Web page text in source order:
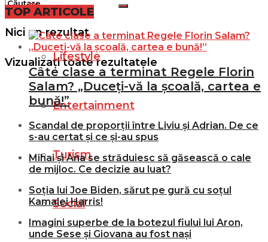
Nici un rezultat
Vizualizați toate rezultatele
Diverse
Lifestyle
Entertainment
Turism
Social
TOP ARTICOLE
Câte clase a terminat Regele Florin
Salam? „Duceți-vă la școală, cartea e
bună!”
Scandal de proporții între Liviu și Adrian. De ce
s-au certat și ce și-au spus
Mihai și Ana se străduiesc să găsească o cale
de mijloc. Ce decizie au luat?
Soția lui Joe Biden, sărut pe gură cu soțul
Kamalei Harris!
Imagini superbe de la botezul fiului lui Aron,
unde Sese și Giovana au fost nași